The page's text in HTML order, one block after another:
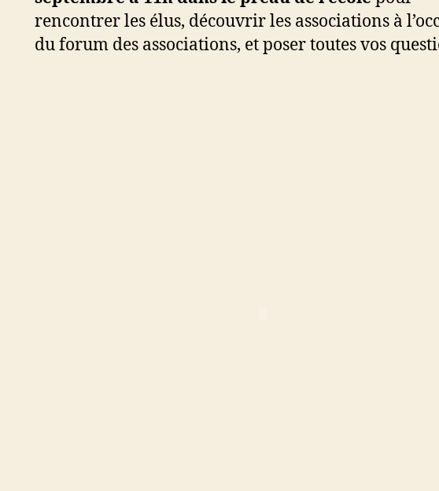
rencontrer les élus, découvrir les associations à
du forum des associations, et poser toutes vos